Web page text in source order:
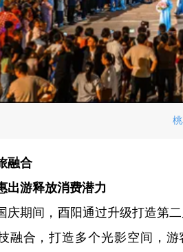
融合
出游释放消费潜力
庆期间，酉阳通过升级打造第
融合，打造多个光影空间，